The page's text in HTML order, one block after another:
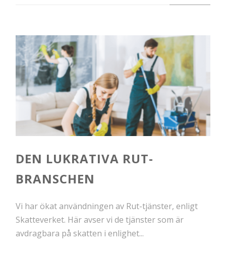
DEN LUKRATIVA RUT-
BRANSCHEN
Vi har ökat användningen av Rut-tjänster, enligt
Skatteverket. Här avser vi de tjänster som är
avdragbara på skatten i enlighet...